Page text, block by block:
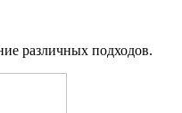
различных подходов.